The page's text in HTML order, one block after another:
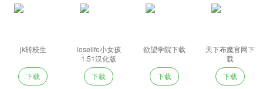
jk转校生
下载
loselife小女孩
1.51汉化版
下载
欲望学院下载
下载
天下布魔官网下
载
下载